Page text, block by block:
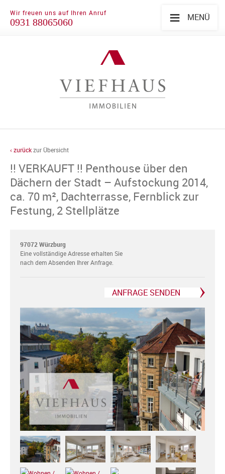
≡ MENÜ
Wir freuen uns auf Ihren Anruf
0931 88065060
‹ zurückzur Übersicht
!! VERKAUFT !! Penthouse über den
Dächern der Stadt – Aufstockung 2014,
ca. 70 m², Dachterrasse, Fernblick zur
Festung, 2 Stellplätze
97072 Würzburg
Eine vollständige Adresse erhalten Sie
nach dem Absenden Ihrer Anfrage.
ANFRAGE SENDEN